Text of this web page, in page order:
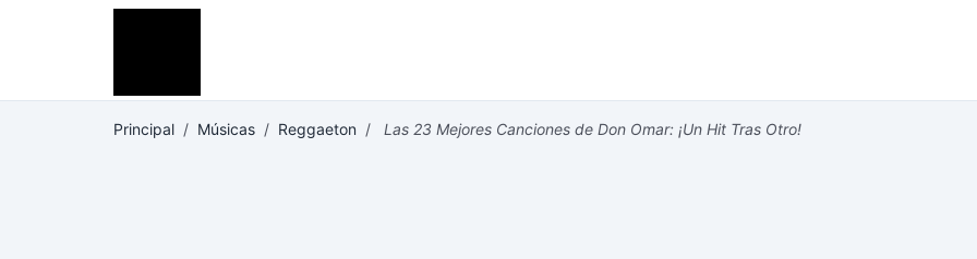
Principal / Músicas / Reggaeton / Las 23 Mejores Canciones de Don Omar: ¡Un Hit Tras Otro!